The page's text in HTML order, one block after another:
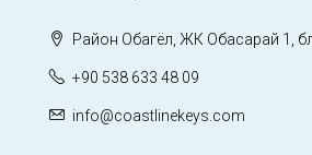
Район Обагёл, ЖК Обасарай 1,
+90 538 633 48 09
info@coastlinekeys.com